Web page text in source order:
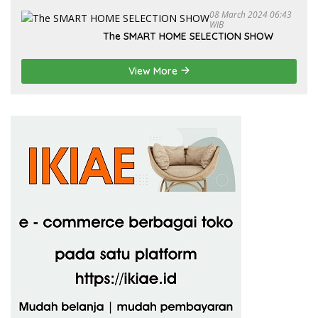
08 March 2024 06:43
WIB
The SMART HOME SELECTION SHOW
View More